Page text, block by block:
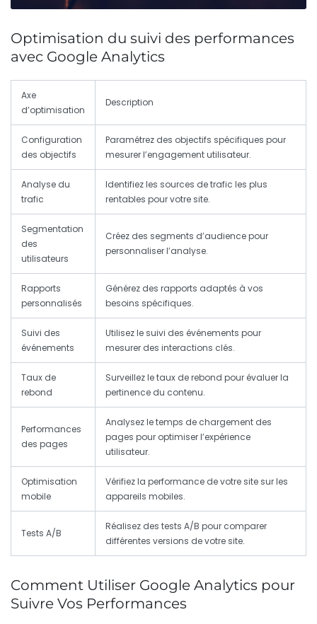
Optimisation du suivi des performances
avec Google Analytics
Axe
d’optimisation
Description
Configuration
des objectifs
Paramétrez des objectifs spécifiques pour
mesurer l’engagement utilisateur.
Analyse du
trafic
Identifiez les sources de trafic les plus
rentables pour votre site.
Segmentation
des
utilisateurs
Créez des segments d’audience pour
personnaliser l’analyse.
Rapports
personnalisés
Générez des rapports adaptés à vos
besoins spécifiques.
Suivi des
événements
Utilisez le suivi des événements pour
mesurer des interactions clés.
Taux de
rebond
Surveillez le taux de rebond pour évaluer la
pertinence du contenu.
Performances
des pages
Analysez le temps de chargement des
pages pour optimiser l’expérience
utilisateur.
Optimisation
mobile
Vérifiez la performance de votre site sur les
appareils mobiles.
Tests A/B
Réalisez des tests A/B pour comparer
différentes versions de votre site.
Comment Utiliser Google Analytics pour
Suivre Vos Performances